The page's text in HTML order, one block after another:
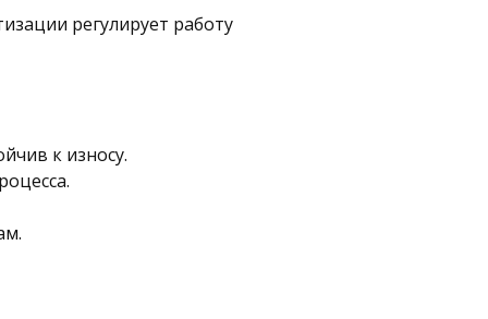
регулирует работу
к износу.